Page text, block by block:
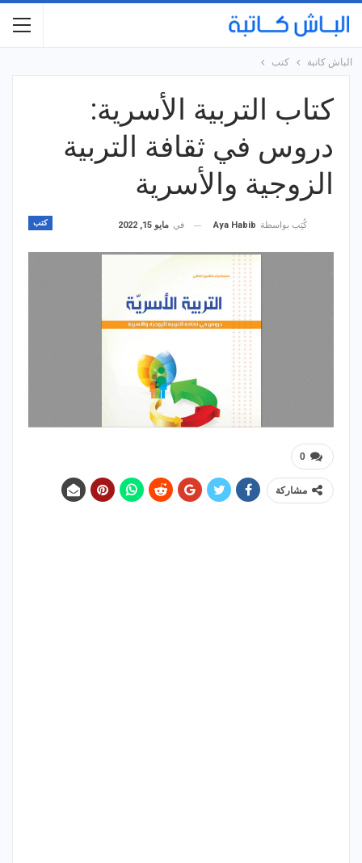
الباش كاتبة كتب
كتاب التربية الأسرية:
دروس في ثقافة التربية
الزوجية والأسرية
كتب كُتِب بواسطة Aya Habib في مايو 15, 2022
0
مشاركة